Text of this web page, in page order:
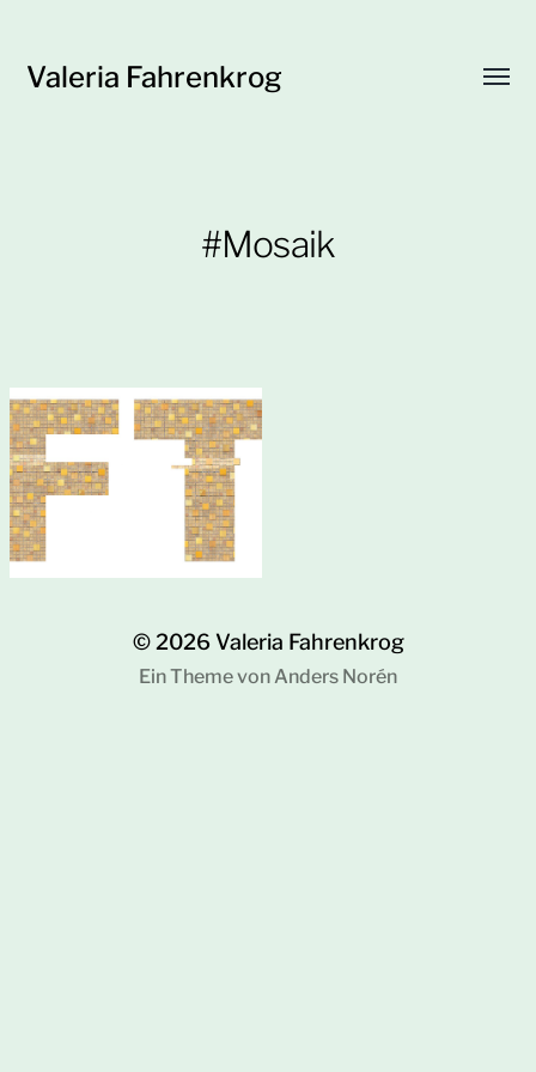
Valeria Fahrenkrog
Menü
#Mosaik
© 2026 Valeria Fahrenkrog
Ein Theme von Anders Norén